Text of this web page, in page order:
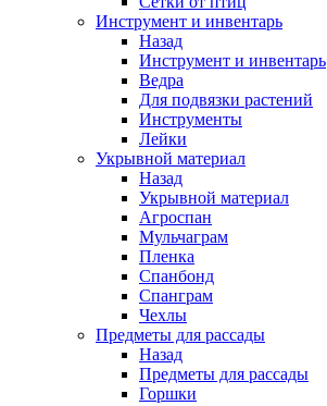
Инструмент и инвентарь
Назад
Инструмент и инвентарь
Ведра
Для подвязки растений
Инструменты
Лейки
Укрывной материал
Назад
Укрывной материал
Агроспан
Мульчаграм
Пленка
Спанбонд
Спанграм
Чехлы
Предметы для рассады
Назад
Предметы для рассады
Горшки